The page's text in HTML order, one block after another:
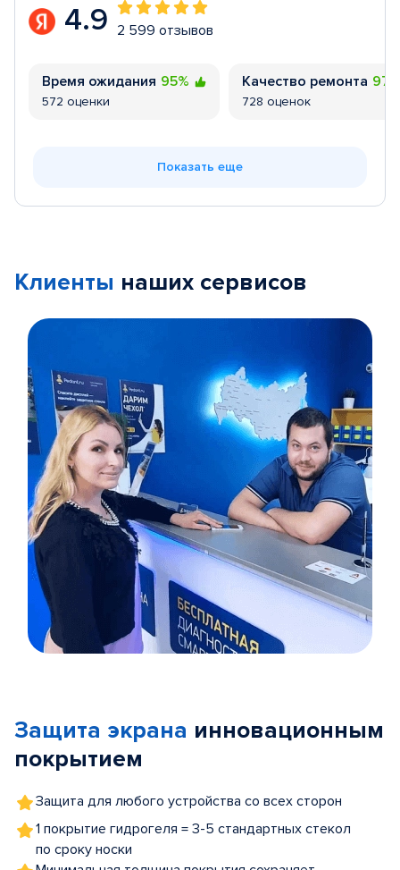
4.9 2 599 отзывов
Время ожидания 95%
572 оценки
Качество ремонта
728 оценок
Показать еще
Клиенты наших сервисов
5
Защита экрана инновационным
покрытием
Защита для любого устройства со всех сторон
1 покрытие гидрогеля = 3-5 стандартных стекол
по сроку носки